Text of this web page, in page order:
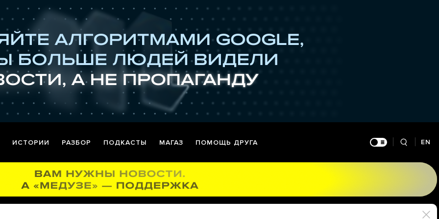
ИСТОРИИ РАЗБОР ПОДКАСТЫ МАГАЗ ПОМОЩЬ ДРУГА EN